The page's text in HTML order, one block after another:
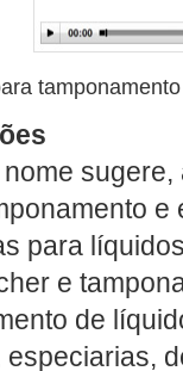
sugere,
e
para
e
de
especiarias,